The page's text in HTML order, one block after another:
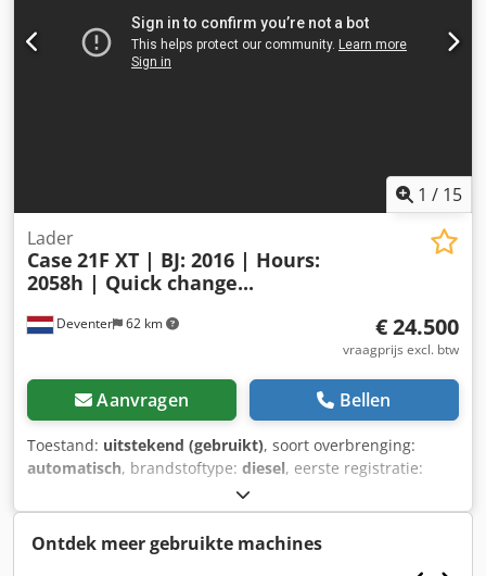
onze partners. Alle gegevens onder voorbehoud. Fouten en
tussenverkoop voorbehouden.
1 / 15
Deventer 62 km
Lader
Case 21F XT | BJ: 2016 | Hours:
2058h | Quick change...
€ 24.500
vraagprijs excl. btw
Aanvragen Bellen
Toestand: uitstekend (gebruikt), soort overbrenging:
automatisch, brandstoftype: diesel, eerste registratie:
, bedrijfsturen:
cabine, = Verdere opties en accessoires = - Afgesloten
cabine - Radio/cd-speler = Opmerkingen = CASE 21F XT
wiellader, bouwjaar 2016, met slechts 2.058 draaiuren.
Ontdek meer gebruikte machines